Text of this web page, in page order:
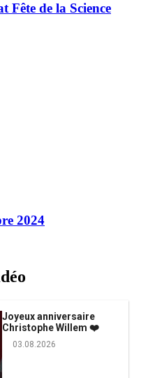
Fête de la Science
2024
Joyeux anniversaire
Christophe Willem ❤️
03.08.2026